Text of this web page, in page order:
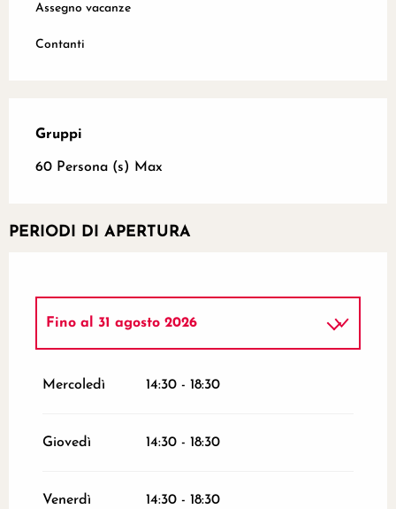
Assegno vacanze
Contanti
Gruppi
Gruppi
60 Persona (s) Max
PERIODI DI APERTURA
4 aprile 2026
Fino al 31 agosto 2026
Mercoledì 14:30 - 18:30
Giovedì 14:30 - 18:30
Venerdì 14:30 - 18:30